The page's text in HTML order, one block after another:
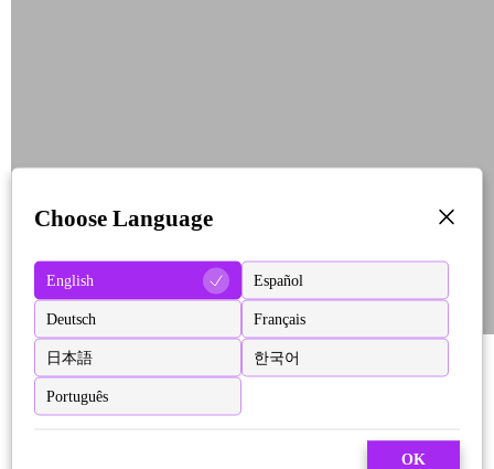
Choose Language
English Español
Deutsch Français
日本語 한국어
Português
OK